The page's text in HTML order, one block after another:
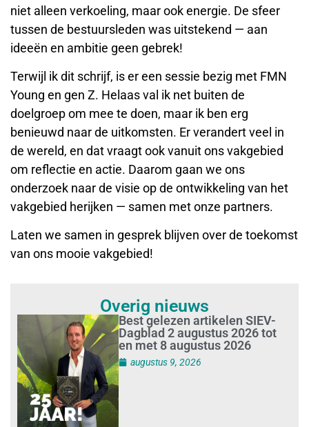
niet alleen verkoeling, maar ook energie. De sfeer
tussen de bestuursleden was uitstekend — aan
ideeën en ambitie geen gebrek!
Terwijl ik dit schrijf, is er een sessie bezig met FMN
Young en gen Z. Helaas val ik net buiten de
doelgroep om mee te doen, maar ik ben erg
benieuwd naar de uitkomsten. Er verandert veel in
de wereld, en dat vraagt ook vanuit ons vakgebied
om reflectie en actie. Daarom gaan we ons
onderzoek naar de visie op de ontwikkeling van het
vakgebied herijken — samen met onze partners.
Laten we samen in gesprek blijven over de toekomst
van ons mooie vakgebied!
Overig nieuws
Best gelezen artikelen SIEV-
Dagblad 2 augustus 2026 tot
en met 8 augustus 2026
augustus 9, 2026